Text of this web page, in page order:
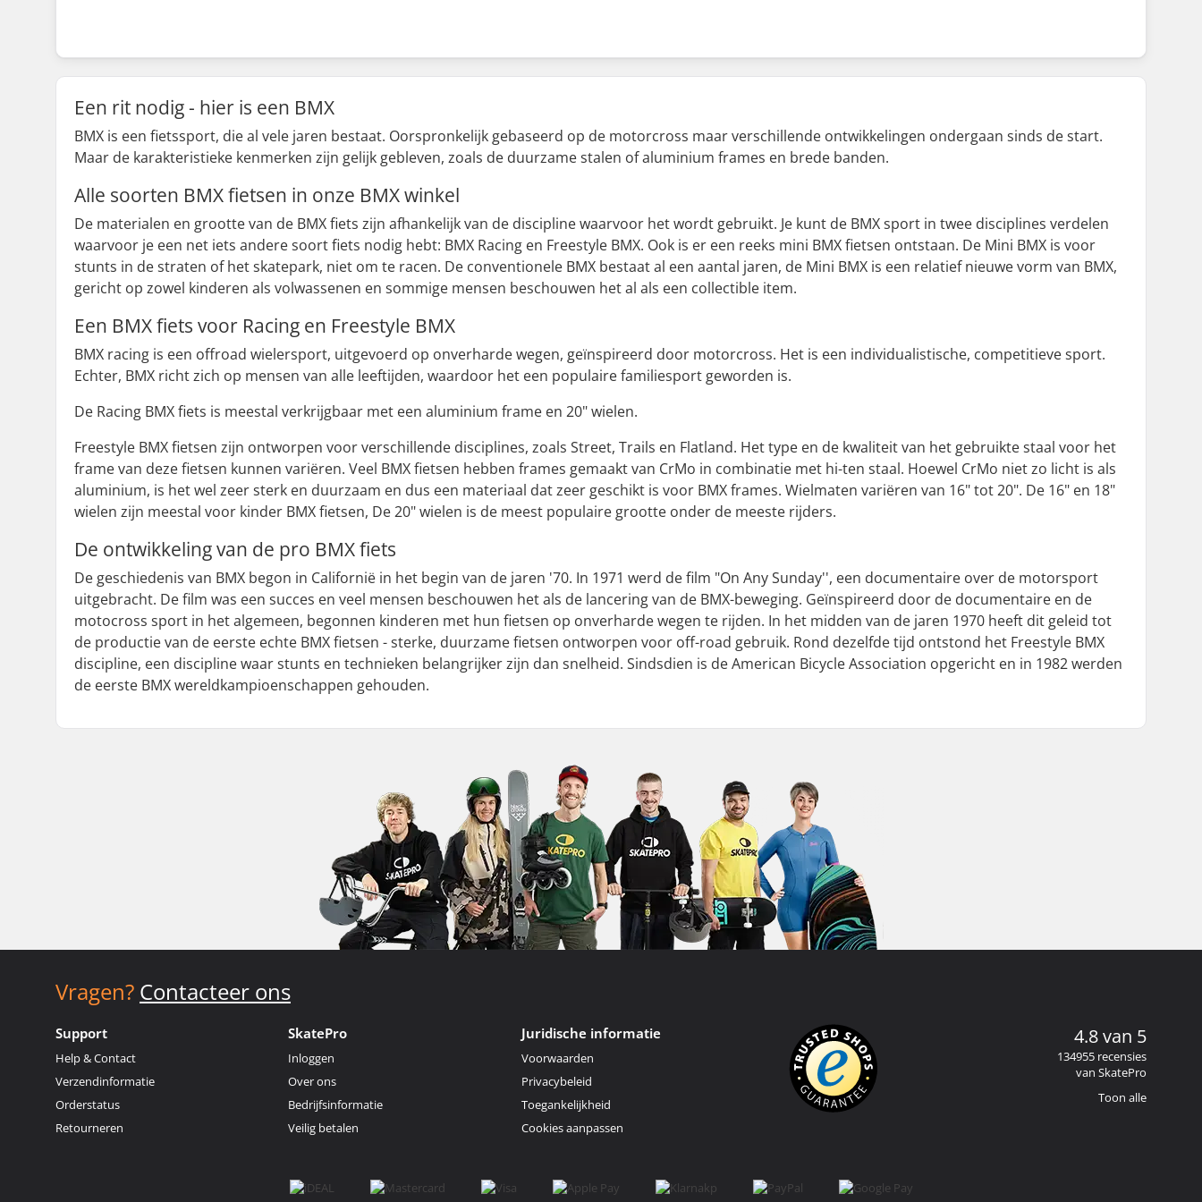
Een rit nodig - hier is een BMX
BMX is een fietssport, die al vele jaren bestaat. Oorspronkelijk gebaseerd op de motorcross maar verschillende ontwikkelingen ondergaan sinds de start.
Maar de karakteristieke kenmerken zijn gelijk gebleven, zoals de duurzame stalen of aluminium frames en brede banden.
Alle soorten BMX fietsen in onze BMX winkel
De materialen en grootte van de BMX fiets zijn afhankelijk van de discipline waarvoor het wordt gebruikt. Je kunt de BMX sport in twee disciplines verdelen
waarvoor je een net iets andere soort fiets nodig hebt: BMX Racing en Freestyle BMX. Ook is er een reeks mini BMX fietsen ontstaan. De Mini BMX is voor
stunts in de straten of het skatepark, niet om te racen. De conventionele BMX bestaat al een aantal jaren, de Mini BMX is een relatief nieuwe vorm van BMX,
gericht op zowel kinderen als volwassenen en sommige mensen beschouwen het al als een collectible item.
Een BMX fiets voor Racing en Freestyle BMX
BMX racing is een offroad wielersport, uitgevoerd op onverharde wegen, geïnspireerd door motorcross. Het is een individualistische, competitieve sport.
Echter, BMX richt zich op mensen van alle leeftijden, waardoor het een populaire familiesport geworden is.
De Racing BMX fiets is meestal verkrijgbaar met een aluminium frame en 20" wielen.
Freestyle BMX fietsen zijn ontworpen voor verschillende disciplines, zoals Street, Trails en Flatland. Het type en de kwaliteit van het gebruikte staal voor het
frame van deze fietsen kunnen variëren. Veel BMX fietsen hebben frames gemaakt van CrMo in combinatie met hi-ten staal. Hoewel CrMo niet zo licht is als
aluminium, is het wel zeer sterk en duurzaam en dus een materiaal dat zeer geschikt is voor BMX frames. Wielmaten variëren van 16" tot 20". De 16" en 18"
wielen zijn meestal voor kinder BMX fietsen, De 20" wielen is de meest populaire grootte onder de meeste rijders.
De ontwikkeling van de pro BMX fiets
De geschiedenis van BMX begon in Californië in het begin van de jaren '70. In 1971 werd de film "On Any Sunday'', een documentaire over de motorsport
uitgebracht. De film was een succes en veel mensen beschouwen het als de lancering van de BMX-beweging. Geïnspireerd door de documentaire en de
motocross sport in het algemeen, begonnen kinderen met hun fietsen op onverharde wegen te rijden. In het midden van de jaren 1970 heeft dit geleid tot
de productie van de eerste echte BMX fietsen - sterke, duurzame fietsen ontworpen voor off-road gebruik. Rond dezelfde tijd ontstond het Freestyle BMX
discipline, een discipline waar stunts en technieken belangrijker zijn dan snelheid. Sindsdien is de American Bicycle Association opgericht en in 1982 werden
de eerste BMX wereldkampioenschappen gehouden.
Vragen? Contacteer ons
Support
Help & Contact
Verzendinformatie
Orderstatus
Retourneren
SkatePro
Inloggen
Over ons
Bedrijfsinformatie
Veilig betalen
Juridische informatie
Voorwaarden
Privacybeleid
Toegankelijkheid
Cookies aanpassen
4.8 van 5
134955 recensies
van SkatePro
Toon alle